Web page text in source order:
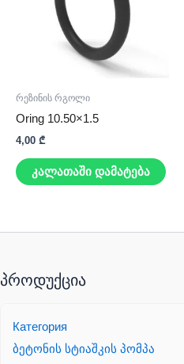
რეზინის რგოლი
Oring 10.50×1.5
4,00 ₾
კალათაში დამატება
პროდუქცია
Категория
ბეტონის სტიაშკის პომპა